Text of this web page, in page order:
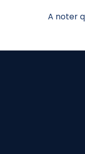
A noter